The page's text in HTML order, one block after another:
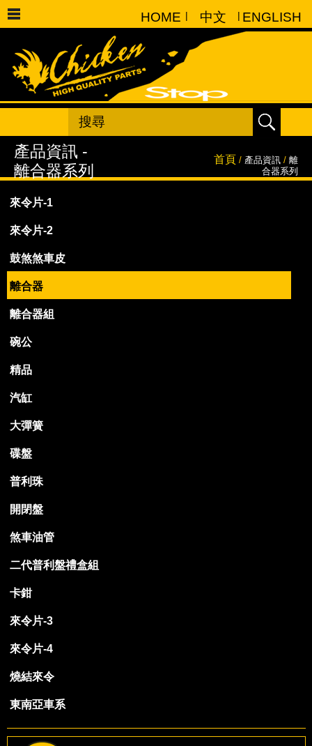
HOME | 中文 | ENGLISH
首頁 / 產品資訊 / 離
合器系列
來令片-1
來令片-2
鼓煞煞車皮
離合器
離合器組
碗公
精品
汽缸
大彈簧
碟盤
普利珠
開閉盤
煞車油管
二代普利盤禮盒組
卡鉗
來令片-3
來令片-4
燒結來令
東南亞車系